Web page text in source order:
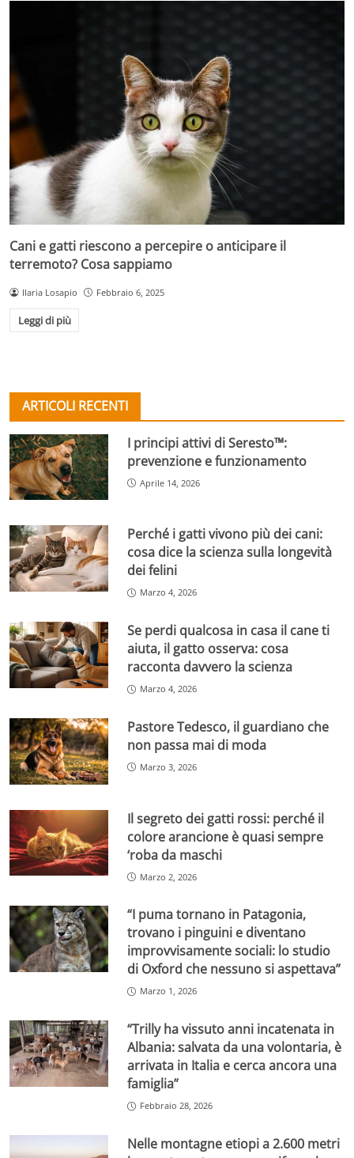
Cani e gatti riescono a percepire o anticipare il
terremoto? Cosa sappiamo
Ilaria Losapio Febbraio 6, 2025
Leggi di più
ARTICOLI RECENTI
I principi attivi di Seresto™:
prevenzione e funzionamento
Aprile 14, 2026
Perché i gatti vivono più dei cani:
cosa dice la scienza sulla longevità
dei felini
Marzo 4, 2026
Se perdi qualcosa in casa il cane ti
aiuta, il gatto osserva: cosa
racconta davvero la scienza
Marzo 4, 2026
Pastore Tedesco, il guardiano che
non passa mai di moda
Marzo 3, 2026
Il segreto dei gatti rossi: perché il
colore arancione è quasi sempre
‘roba da maschi
Marzo 2, 2026
“I puma tornano in Patagonia,
trovano i pinguini e diventano
improvvisamente sociali: lo studio
di Oxford che nessuno si aspettava”
Marzo 1, 2026
“Trilly ha vissuto anni incatenata in
Albania: salvata da una volontaria, è
arrivata in Italia e cerca ancora una
famiglia”
Febbraio 28, 2026
Nelle montagne etiopi a 2.600 metri